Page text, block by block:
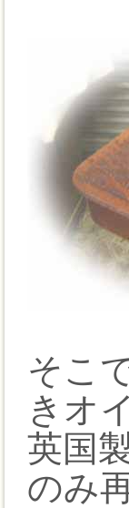
そこ
きオ
英国
のみ